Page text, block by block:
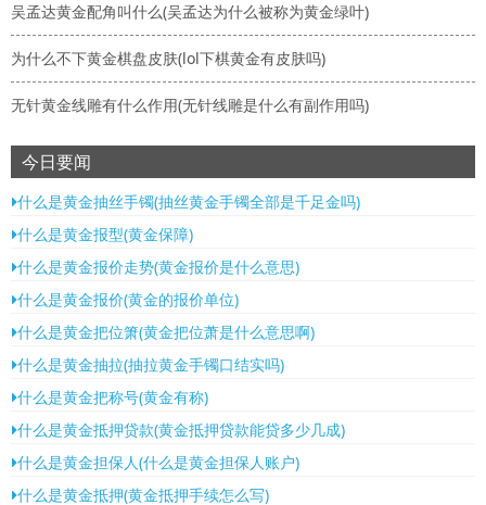
吴孟达黄金配角叫什么(吴孟达为什么被称为黄金绿叶)
为什么不下黄金棋盘皮肤(lol下棋黄金有皮肤吗)
无针黄金线雕有什么作用(无针线雕是什么有副作用吗)
今日要闻
什么是黄金抽丝手镯(抽丝黄金手镯全部是千足金吗)
什么是黄金报型(黄金保障)
什么是黄金报价走势(黄金报价是什么意思)
什么是黄金报价(黄金的报价单位)
什么是黄金把位箫(黄金把位萧是什么意思啊)
什么是黄金抽拉(抽拉黄金手镯口结实吗)
什么是黄金把称号(黄金有称)
什么是黄金抵押贷款(黄金抵押贷款能贷多少几成)
什么是黄金担保人(什么是黄金担保人账户)
什么是黄金抵押(黄金抵押手续怎么写)